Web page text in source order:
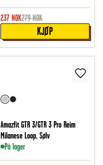
237 NOK279 NOK
KJØP
Amazfit GTR 3/GTR 3 Pro Reim
Milanese Loop, Sølv
På lager